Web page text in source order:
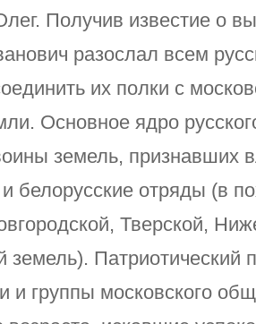
Получив известие о
разослал всем
их полки с
Основное ядро
земель, признавших
белорусские отряды (в
Тверской,
земель). Патриотический
и группы московского